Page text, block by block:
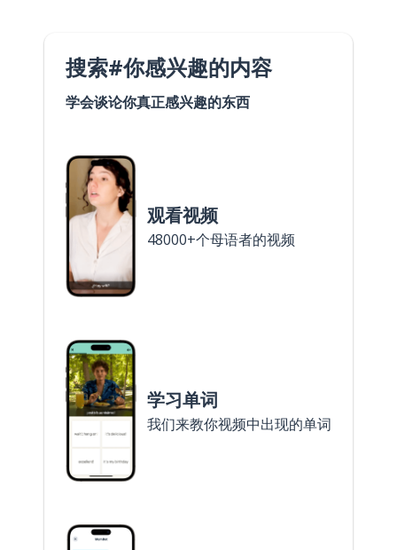
搜索#你感兴趣的内容
学会谈论你真正感兴趣的东西
观看视频
48000+个母语者的视频
学习单词
我们来教你视频中出现的单词